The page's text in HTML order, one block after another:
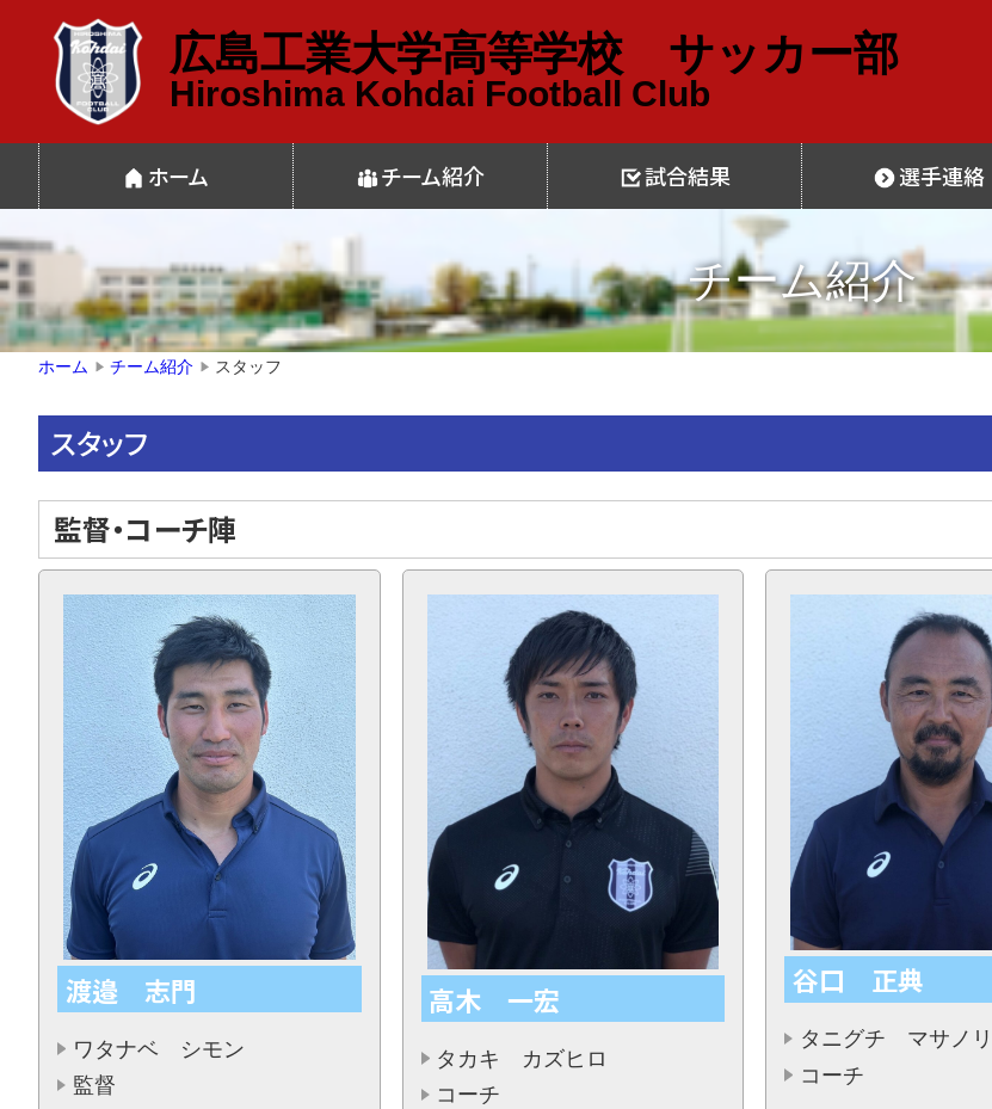
広島工業大学高等学校 サッカー部
Hiroshima Kohdai Football Club
ホーム チーム紹介 試合結果 選手連絡
チーム紹介
ホーム ▶ チーム紹介 ▶ スタッフ
スタッフ
監督・コーチ陣
渡邉 志門
ワタナベ シモン
監督
高木 一宏
タカキ カズヒロ
コーチ
谷口 正典
タニグチ マサノリ
コーチ